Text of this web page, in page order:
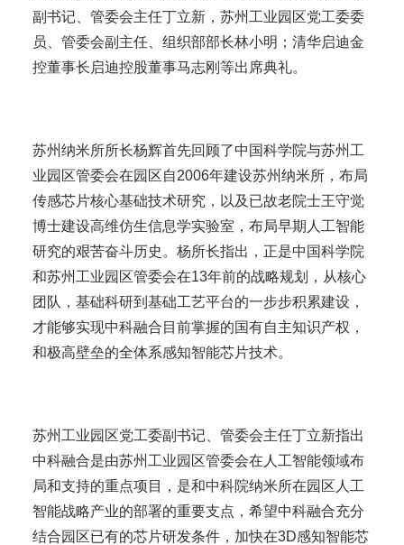
副书记、管委会主任丁立新，苏州工业园区党工委委
员、管委会副主任、组织部部长林小明；清华启迪金
控董事长启迪控股董事马志刚等出席典礼。
苏州纳米所所长杨辉首先回顾了中国科学院与苏州工
业园区管委会在园区自2006年建设苏州纳米所，布局
传感芯片核心基础技术研究，以及已故老院士王守觉
博士建设高维仿生信息学实验室，布局早期人工智能
研究的艰苦奋斗历史。杨所长指出，正是中国科学院
和苏州工业园区管委会在13年前的战略规划，从核心
团队，基础科研到基础工艺平台的一步步积累建设，
才能够实现中科融合目前掌握的国有自主知识产权，
和极高壁垒的全体系感知智能芯片技术。
苏州工业园区党工委副书记、管委会主任丁立新指出
中科融合是由苏州工业园区管委会在人工智能领域布
局和支持的重点项目，是和中科院纳米所在园区人工
智能战略产业的部署的重要支点，希望中科融合充分
结合园区已有的芯片研发条件，加快在3D感知智能芯